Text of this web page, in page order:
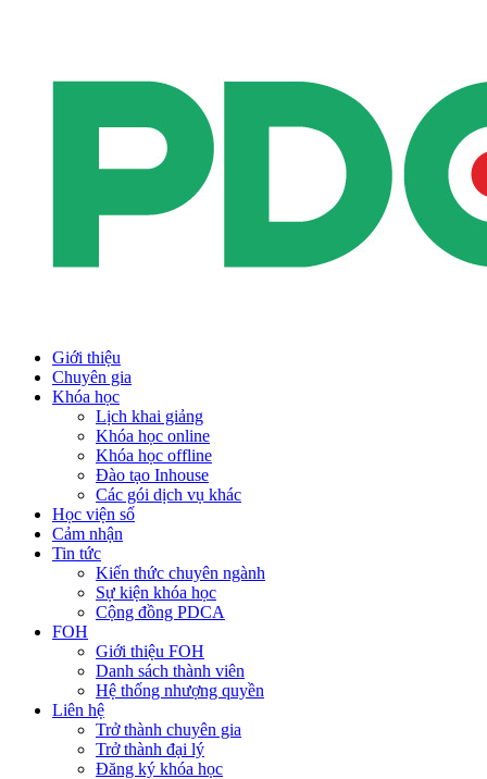
Giới thiệu
Chuyên gia
Khóa học
Lịch khai giảng
Khóa học online
Khóa học offline
Đào tạo Inhouse
Các gói dịch vụ khác
Học viện số
Cảm nhận
Tin tức
Kiến thức chuyên ngành
Sự kiện khóa học
Cộng đồng PDCA
FOH
Giới thiệu FOH
Danh sách thành viên
Hệ thống nhượng quyền
Liên hệ
Trở thành chuyên gia
Trở thành đại lý
Đăng ký khóa học